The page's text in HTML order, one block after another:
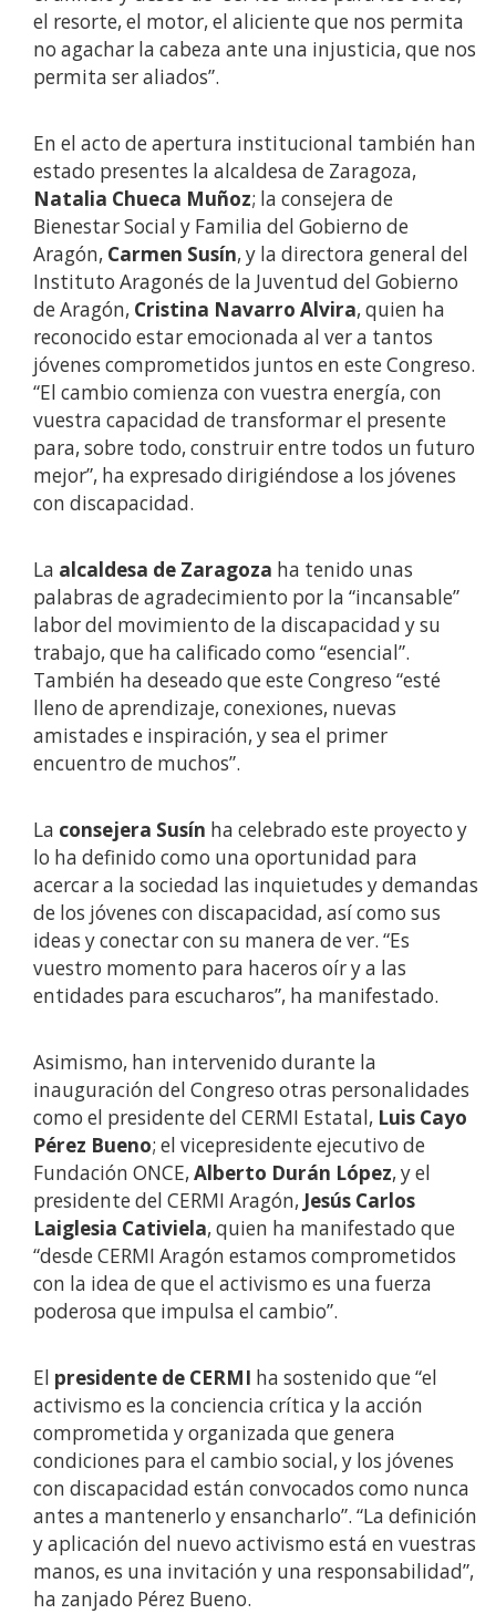
el resorte, el motor, el aliciente que nos permita
no agachar la cabeza ante una injusticia, que nos
permita ser aliados”.
En el acto de apertura institucional también han
estado presentes la alcaldesa de Zaragoza,
Natalia Chueca Muñoz; la consejera de
Bienestar Social y Familia del Gobierno de
Aragón, Carmen Susín, y la directora general del
Instituto Aragonés de la Juventud del Gobierno
de Aragón, Cristina Navarro Alvira, quien ha
reconocido estar emocionada al ver a tantos
jóvenes comprometidos juntos en este Congreso.
“El cambio comienza con vuestra energía, con
vuestra capacidad de transformar el presente
para, sobre todo, construir entre todos un futuro
mejor”, ha expresado dirigiéndose a los jóvenes
con discapacidad.
La alcaldesa de Zaragoza ha tenido unas
palabras de agradecimiento por la “incansable”
labor del movimiento de la discapacidad y su
trabajo, que ha calificado como “esencial”.
También ha deseado que este Congreso “esté
lleno de aprendizaje, conexiones, nuevas
amistades e inspiración, y sea el primer
encuentro de muchos”.
La consejera Susín ha celebrado este proyecto y
lo ha definido como una oportunidad para
acercar a la sociedad las inquietudes y demandas
de los jóvenes con discapacidad, así como sus
ideas y conectar con su manera de ver. “Es
vuestro momento para haceros oír y a las
entidades para escucharos”, ha manifestado.
Asimismo, han intervenido durante la
inauguración del Congreso otras personalidades
como el presidente del CERMI Estatal, Luis Cayo
Pérez Bueno; el vicepresidente ejecutivo de
Fundación ONCE, Alberto Durán López, y el
presidente del CERMI Aragón, Jesús Carlos
Laiglesia Cativiela, quien ha manifestado que
“desde CERMI Aragón estamos comprometidos
con la idea de que el activismo es una fuerza
poderosa que impulsa el cambio”.
El presidente de CERMI ha sostenido que “el
activismo es la conciencia crítica y la acción
comprometida y organizada que genera
condiciones para el cambio social, y los jóvenes
con discapacidad están convocados como nunca
antes a mantenerlo y ensancharlo”. “La definición
y aplicación del nuevo activismo está en vuestras
manos, es una invitación y una responsabilidad”,
ha zanjado Pérez Bueno.